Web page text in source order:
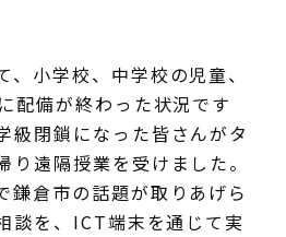
小学校、中学校の児童、
配備が終わった状況です
級閉鎖になった皆さんがタ
り遠隔授業を受けました。
鎌倉市の話題が取りあげら
談を、ICT端末を通じて実